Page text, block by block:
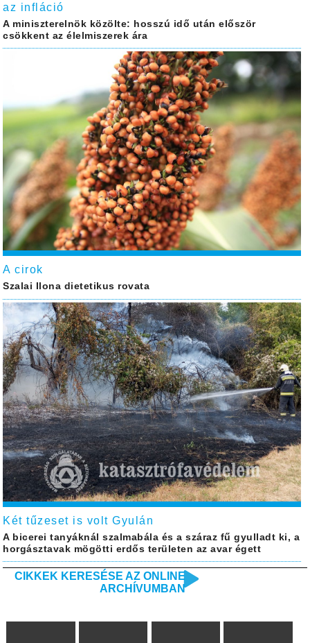
az infláció
A miniszterelnök közölte: hosszú idő után először
csökkent az élelmiszerek ára
A cirok
Szalai Ilona dietetikus rovata
Két tűzeset is volt Gyulán
A bicerei tanyáknál szalmabála és a száraz fű gyulladt ki, a
horgásztavak mögötti erdős területen az avar égett
CIKKEK KERESÉSE AZ ONLINE
ARCHÍVUMBAN